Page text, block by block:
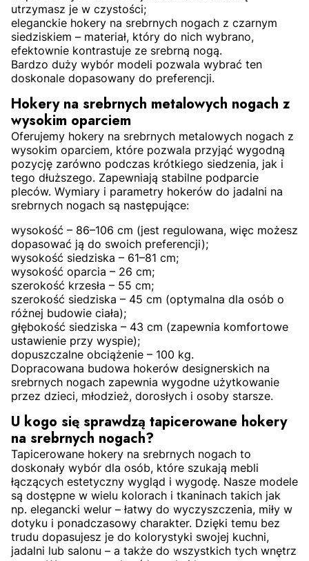
utrzymasz je w czystości;
eleganckie hokery na srebrnych nogach z czarnym
siedziskiem – materiał, który do nich wybrano,
efektownie kontrastuje ze srebrną nogą.
Bardzo duży wybór modeli pozwala wybrać ten
doskonale dopasowany do preferencji.
Hokery na srebrnych metalowych nogach z
wysokim oparciem
Oferujemy hokery na srebrnych metalowych nogach z
wysokim oparciem, które pozwala przyjąć wygodną
pozycję zarówno podczas krótkiego siedzenia, jak i
tego dłuższego. Zapewniają stabilne podparcie
pleców. Wymiary i parametry hokerów do jadalni na
srebrnych nogach są następujące:
wysokość – 86–106 cm (jest regulowana, więc możesz
dopasować ją do swoich preferencji);
wysokość siedziska – 61–81 cm;
wysokość oparcia – 26 cm;
szerokość krzesła – 55 cm;
szerokość siedziska – 45 cm (optymalna dla osób o
różnej budowie ciała);
głębokość siedziska – 43 cm (zapewnia komfortowe
ustawienie przy wyspie);
dopuszczalne obciążenie – 100 kg.
Dopracowana budowa hokerów designerskich na
srebrnych nogach zapewnia wygodne użytkowanie
przez dzieci, młodzież, dorosłych i osoby starsze.
U kogo się sprawdzą tapicerowane hokery
na srebrnych nogach?
Tapicerowane hokery na srebrnych nogach to
doskonały wybór dla osób, które szukają mebli
łączących estetyczny wygląd i wygodę. Nasze modele
są dostępne w wielu kolorach i tkaninach takich jak
np. elegancki welur – łatwy do wyczyszczenia, miły w
dotyku i ponadczasowy charakter. Dzięki temu bez
trudu dopasujesz je do kolorystyki swojej kuchni,
jadalni lub salonu – a także do wszystkich tych wnętrz